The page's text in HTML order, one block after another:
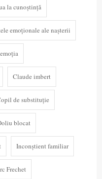
la cunoștință
emoționale ale nașterii
Claude imbert
de substituție
blocat
Inconștient familiar
Frechet